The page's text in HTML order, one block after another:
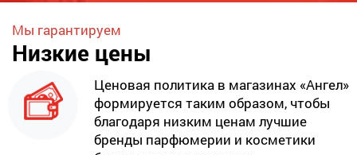
Мы гарантируем
Низкие цены
Ценовая политика в магазинах «Ангел»
формируется таким образом, чтобы
благодаря низким ценам лучшие
бренды парфюмерии и косметики